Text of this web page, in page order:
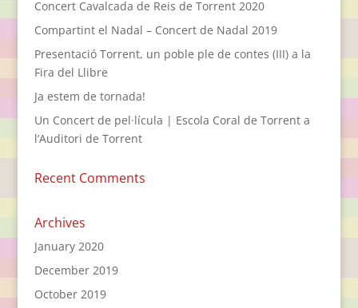
Concert Cavalcada de Reis de Torrent 2020
Compartint el Nadal – Concert de Nadal 2019
Presentació Torrent, un poble ple de contes (III) a la
Fira del Llibre
Ja estem de tornada!
Un Concert de pel·lícula | Escola Coral de Torrent a
l’Auditori de Torrent
Recent Comments
Archives
January 2020
December 2019
October 2019